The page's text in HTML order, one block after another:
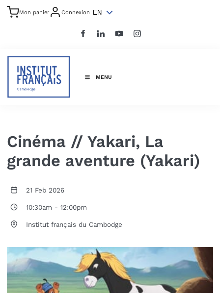
Mon panier Connexion EN
MENU
Cinéma // Yakari, La
grande aventure (Yakari)
21 Feb 2026
10:30am - 12:00pm
Institut français du Cambodge